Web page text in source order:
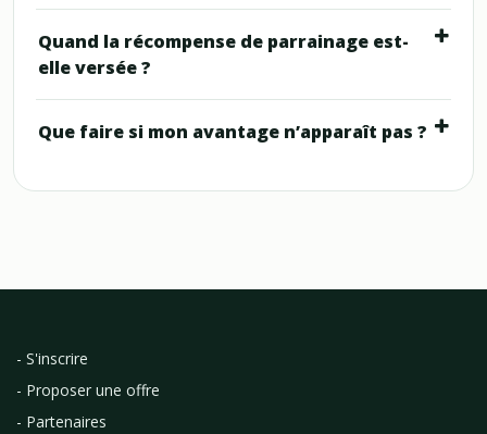
Quand la récompense de parrainage est-
elle versée ?
Que faire si mon avantage n’apparaît pas ?
- S'inscrire
- Proposer une offre
- Partenaires